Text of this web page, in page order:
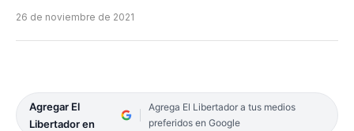
26 de noviembre de 2021
Agregar El
Libertador en
Agrega El Libertador a tus medios
preferidos en Google